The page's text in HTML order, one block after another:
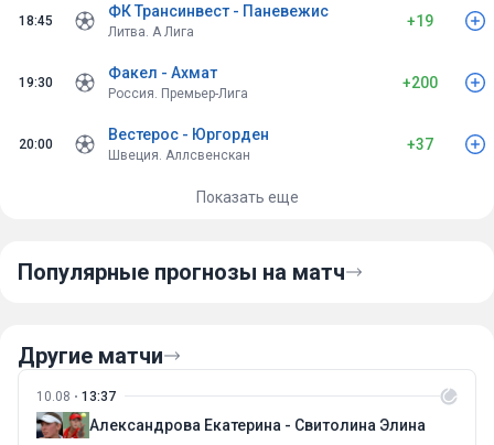
18:45
ФК Трансинвест - Паневежис
Литва. А Лига
+19
19:30
Факел - Ахмат
Россия. Премьер-Лига
+200
20:00
Вестерос - Юргорден
Швеция. Аллсвенскан
+37
Показать еще
Популярные прогнозы на матч
Другие матчи
10.08 13:37
Александрова Екатерина - Свитолина Элина